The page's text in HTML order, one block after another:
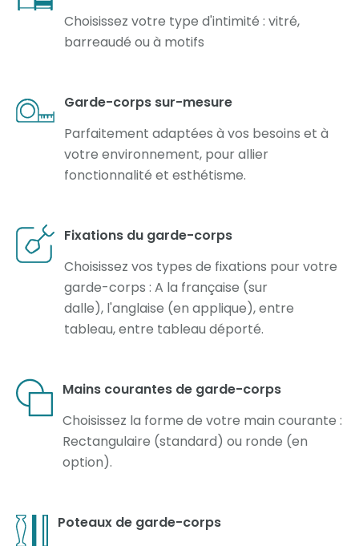
Choisissez votre type d'intimité : vitré,
barreaudé ou à motifs
Garde-corps sur-mesure
Parfaitement adaptées à vos besoins et à
votre environnement, pour allier
fonctionnalité et esthétisme.
Fixations du garde-corps
Choisissez vos types de fixations pour votre
garde-corps : A la française (sur
dalle), l'anglaise (en applique), entre
tableau, entre tableau déporté.
Mains courantes de garde-corps
Choisissez la forme de votre main courante :
Rectangulaire (standard) ou ronde (en
option).
Poteaux de garde-corps